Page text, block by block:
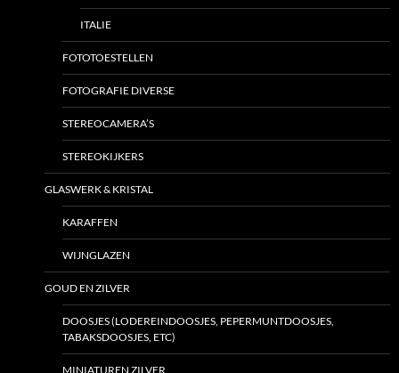
ITALIE
FOTOTOESTELLEN
FOTOGRAFIE DIVERSE
STEREOCAMERA’S
STEREOKIJKERS
GLASWERK & KRISTAL
KARAFFEN
WIJNGLAZEN
GOUD EN ZILVER
DOOSJES (LODEREINDOOSJES, PEPERMUNTDOOSJES,
TABAKSDOOSJES, ETC)
MINIATUREN ZILVER